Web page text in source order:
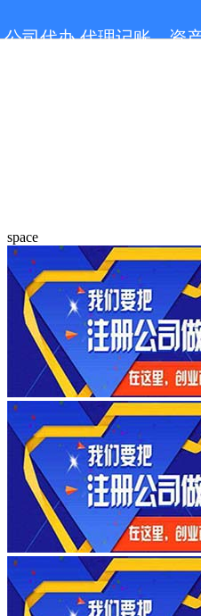
公司代办,代理记账，资
space